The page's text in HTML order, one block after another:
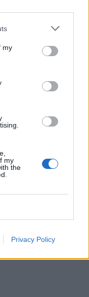
my
my
the
Privacy Policy
αυτό δεν
μπορεί να
το δείχνει.